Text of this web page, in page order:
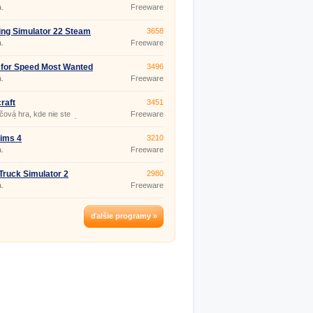
Freeware
Simulator 22 Steam
3658
Freeware
Speed Most Wanted
3496
Freeware
hra, kde nie ste
pohybom, konaním a ani
sa hra neustále
nemá koniec, vždy v nej
pokračovať. Túto hru
O popularite tejto hry
fak
3451
Freeware
4
3210
Freeware
Simulator 2
2980
Freeware
ďalšie programy »